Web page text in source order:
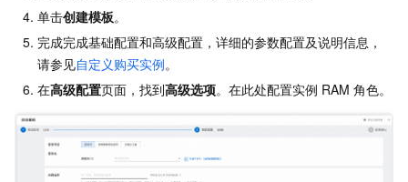
单击创建模板。
完成完成基础配置和高级配置，详细的参数配置及说明信息，
请参见自定义购买实例。
在高级配置页面，找到高级选项。在此处配置实例 RAM 角色。